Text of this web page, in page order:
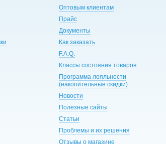
Оптовым клиентам
Прайс
Документы
Как заказать
F.A.Q.
Классы состояния товаров
Программа лояльности
(накопительные скидки)
Новости
Полезные сайты
Статьи
Проблемы и их решения
Отзывы о магазине